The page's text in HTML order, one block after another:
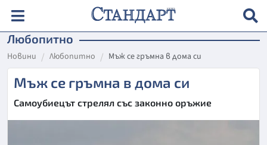
Любопитно
Новини Любопитно Мъж се гръмна в дома си
Мъж се гръмна в дома си
Самоубиецът стрелял със законно оръжие